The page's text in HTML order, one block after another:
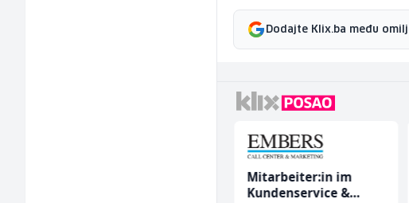
Dodajte Klix.ba među
Mitarbeiter:in im
Kundenservice &